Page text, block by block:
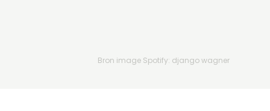
Bron image Spotify: django wagner